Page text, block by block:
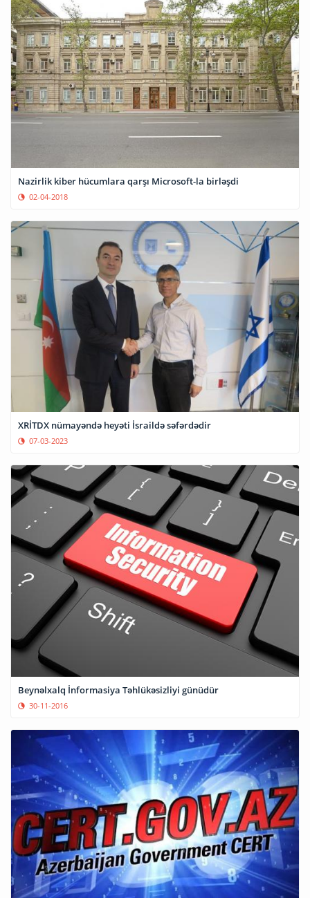
Nazirlik kiber hücumlara qarşı Microsoft-la birləşdi
02-04-2018
XRİTDX nümayəndə heyəti İsraildə səfərdədir
07-03-2023
Beynəlxalq İnformasiya Təhlükəsizliyi günüdür
30-11-2016